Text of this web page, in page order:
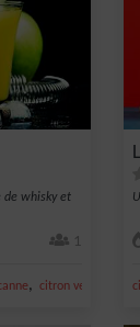
de whisky et
1
, citron vert frais